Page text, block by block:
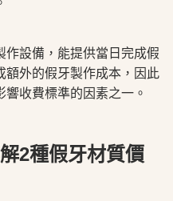
作設備，能提供當日完成假
額外的假牙製作成本，因此
收費標準的因素之一。
2種假牙材質價